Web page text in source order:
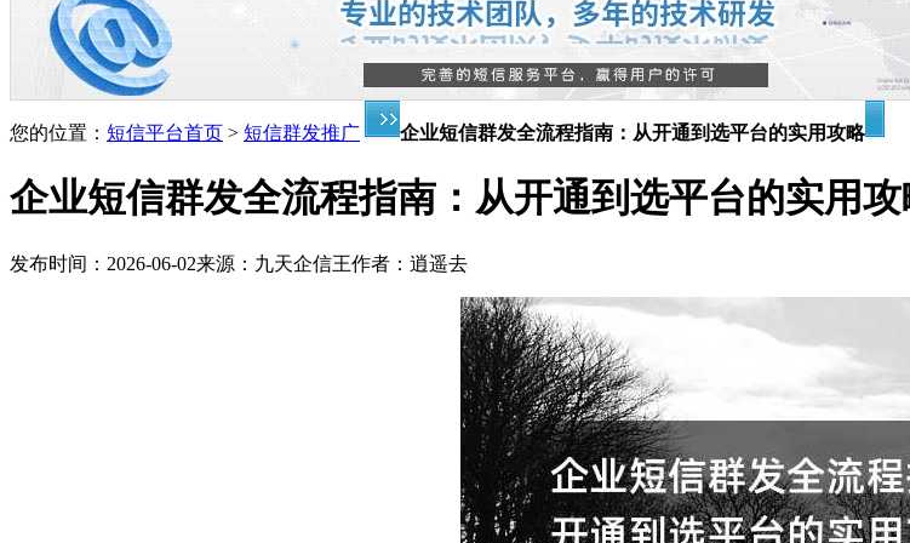
您的位置： 短信平台首页 > 短信群发推广 企业短信群发全流程指南：从开通到选平台的实用攻略
企业短信群发全流程指南：从开通到选平台的实用攻
发布时间： 2026-06-02来源： 九天企信王作者： 逍遥去